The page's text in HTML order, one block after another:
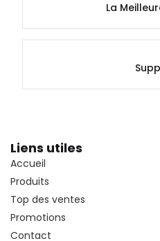
La
Liens utiles
Accueil
Produits
Top des ventes
Promotions
Contact